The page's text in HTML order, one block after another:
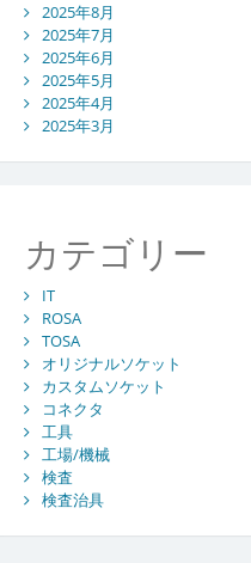
2025年8月
2025年7月
2025年6月
2025年5月
2025年4月
2025年3月
カテゴリー
IT
ROSA
TOSA
オリジナルソケット
カスタムソケット
コネクタ
工具
工場/機械
検査
検査治具